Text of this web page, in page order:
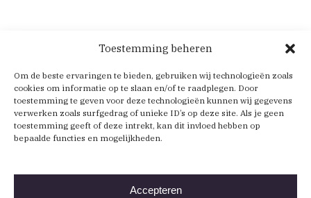
Toestemming beheren
Om de beste ervaringen te bieden, gebruiken wij technologieën zoals
cookies om informatie op te slaan en/of te raadplegen. Door
toestemming te geven voor deze technologieën kunnen wij gegevens
verwerken zoals surfgedrag of unieke ID’s op deze site. Als je geen
toestemming geeft of deze intrekt, kan dit invloed hebben op
bepaalde functies en mogelijkheden.
Accepteren